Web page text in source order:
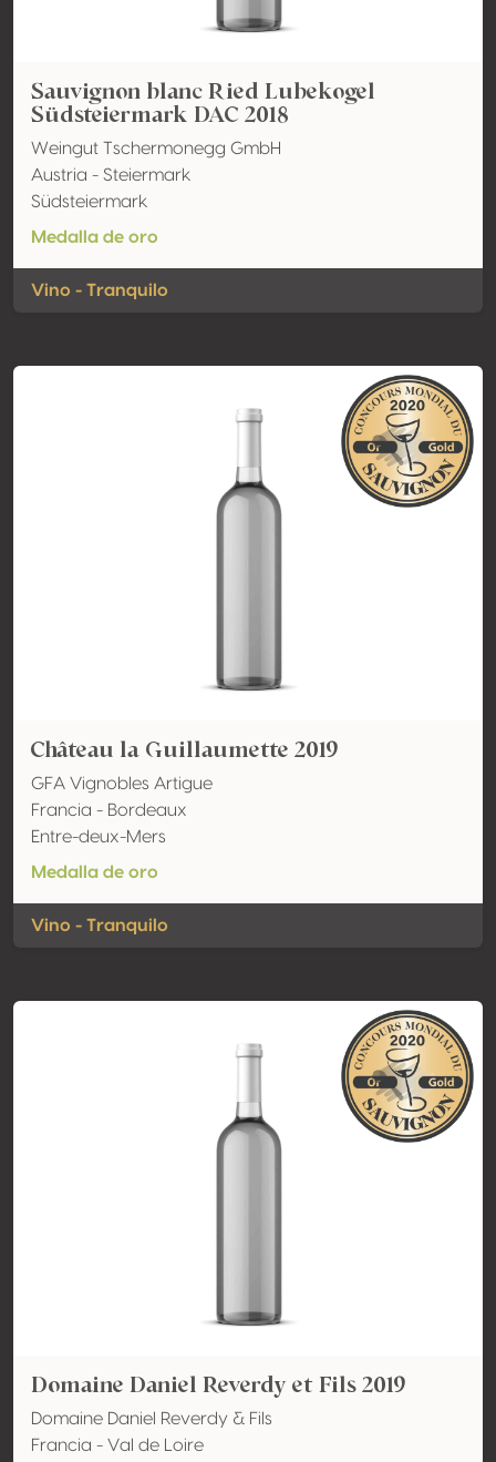
Sauvignon blanc Ried Lubekogel
Südsteiermark DAC 2018
Weingut Tschermonegg GmbH
Austria - Steiermark
Südsteiermark
Medalla de oro
Vino - Tranquilo
Château la Guillaumette 2019
GFA Vignobles Artigue
Francia - Bordeaux
Entre-deux-Mers
Medalla de oro
Vino - Tranquilo
Domaine Daniel Reverdy et Fils 2019
Domaine Daniel Reverdy & Fils
Francia - Val de Loire